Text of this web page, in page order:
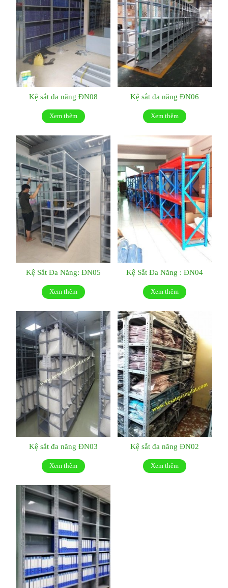
Kệ sắt đa năng ĐN08
Xem thêm
Kệ sắt đa năng ĐN06
Xem thêm
Kệ Sắt Đa Năng: ĐN05
Xem thêm
Kệ Sắt Đa Năng : ĐN04
Xem thêm
Kệ sắt đa năng ĐN03
Xem thêm
Kệ sắt đa năng ĐN02
Xem thêm